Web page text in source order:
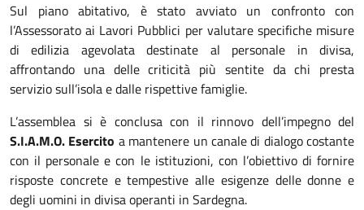
Sul piano abitativo, è stato avviato un confronto con
l’Assessorato ai Lavori Pubblici per valutare specifiche misure
di edilizia agevolata destinate al personale in divisa,
affrontando una delle criticità più sentite da chi presta
servizio sull’isola e dalle rispettive famiglie.
L’assemblea si è conclusa con il rinnovo dell’impegno del
S.I.A.M.O. Esercito a mantenere un canale di dialogo costante
con il personale e con le istituzioni, con l’obiettivo di fornire
risposte concrete e tempestive alle esigenze delle donne e
degli uomini in divisa operanti in Sardegna.